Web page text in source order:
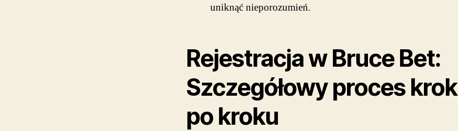
uniknąć nieporozumień.
Rejestracja w Bruce Bet:
Szczegółowy proces krok
po kroku